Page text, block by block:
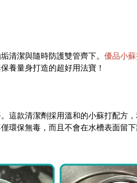
清潔與隨時防護雙管齊下。 優品小
養量身打造的超好用法寶！
這款清潔劑採用溫和的小蘇打配方
環保無毒，而且不會在水槽表面留